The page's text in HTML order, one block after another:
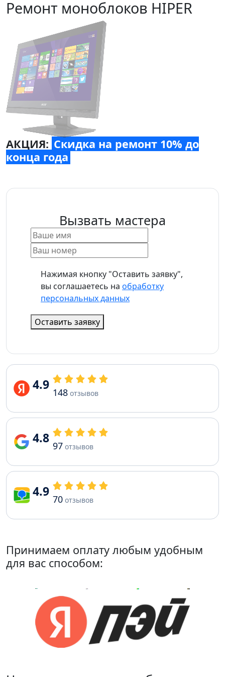
Ремонт моноблоков HIPER
АКЦИЯ: Скидка на ремонт 10% до
конца года
Вызвать мастера
Нажимая кнопку "Оставить заявку",
вы соглашаетесь на обработку
персональных данных
Оставить заявку
4.9 148 отзывов
4.8 97 отзывов
4.9 70 отзывов
Принимаем оплату любым удобным
для вас способом: